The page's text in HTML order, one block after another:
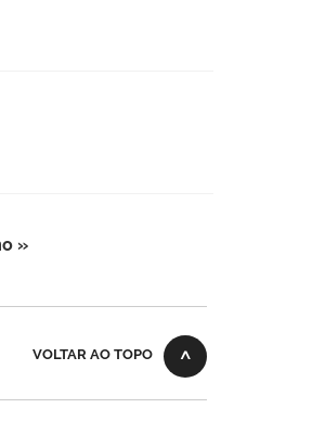
»
VOLTAR AO TOPO